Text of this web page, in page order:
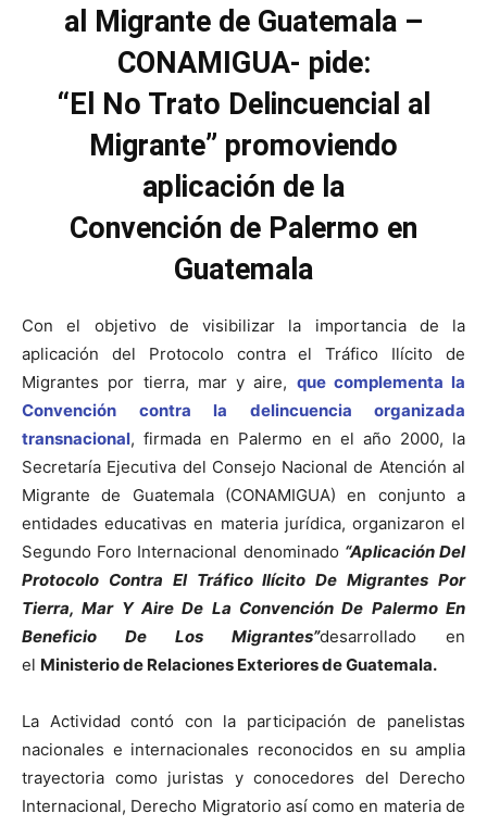
al Migrante de Guatemala –
CONAMIGUA- pide:
“El No Trato Delincuencial al
Migrante” promoviendo
aplicación de la
Convención de Palermo en
Guatemala
Con el objetivo de visibilizar la importancia de la
aplicación del Protocolo contra el Tráfico Ilícito de
Migrantes por tierra, mar y aire, que complementa la
Convención contra la delincuencia organizada
transnacional, firmada en Palermo en el año 2000, la
Secretaría Ejecutiva del Consejo Nacional de Atención al
Migrante de Guatemala (CONAMIGUA) en conjunto a
entidades educativas en materia jurídica, organizaron el
Segundo Foro Internacional denominado “Aplicación Del
Protocolo Contra El Tráfico Ilícito De Migrantes Por
Tierra, Mar Y Aire De La Convención De Palermo En
Beneficio De Los Migrantes”desarrollado en
el Ministerio de Relaciones Exteriores de Guatemala.
La Actividad contó con la participación de panelistas
nacionales e internacionales reconocidos en su amplia
trayectoria como juristas y conocedores del Derecho
Internacional, Derecho Migratorio así como en materia de